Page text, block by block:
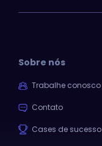
Sobre nós
Trabalhe conosco
Contato
Cases de sucesso